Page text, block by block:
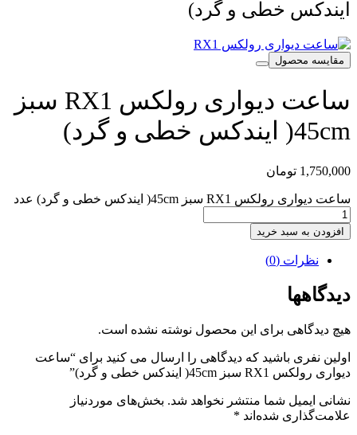
ایندکس خطی و گرد)
مقایسه محصول
ساعت دیواری رولکس RX1 سبز
45cm( ایندکس خطی و گرد)
1,750,000 تومان
ساعت دیواری رولکس RX1 سبز 45cm( ایندکس خطی و گرد) عدد
افزودن به سبد خرید
نظرات (0)
دیدگاهها
هیچ دیدگاهی برای این محصول نوشته نشده است.
اولین نفری باشید که دیدگاهی را ارسال می کنید برای “ساعت
دیواری رولکس RX1 سبز 45cm( ایندکس خطی و گرد)”
نشانی ایمیل شما منتشر نخواهد شد. بخش‌های موردنیاز
علامت‌گذاری شده‌اند *